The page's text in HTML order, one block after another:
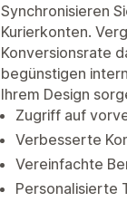
Synchronisieren
Kurierkonten.
Konversionsrate
begünstigen
Ihrem Design
Zugriff auf
Verbesserte
Vereinfachte
Personalisierte